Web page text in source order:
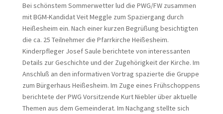
Bei schönstem Sommerwetter lud die PWG/FW zusammen
mit BGM-Kandidat Veit Meggle zum Spaziergang durch
Heißesheim ein. Nach einer kurzen Begrüßung besichtigten
die ca. 25 Teilnehmer die Pfarrkirche Heißesheim.
Kinderpfleger Josef Saule berichtete von interessanten
Details zur Geschichte und der Zugehörigkeit der Kirche. Im
Anschluß an den informativen Vortrag spazierte die Gruppe
zum Bürgerhaus Heißesheim. Im Zuge eines Frühschoppens
berichtete der PWG Vorsitzende Kurt Niebler über aktuelle
Themen aus dem Gemeinderat. Im Nachgang stellte sich